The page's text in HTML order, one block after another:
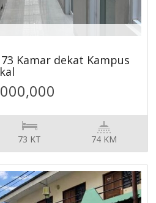
Kamar dekat Kampus
73 KT 74 KM